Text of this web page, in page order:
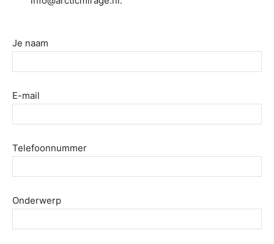
Je naam
E-mail
Telefoonnummer
Onderwerp